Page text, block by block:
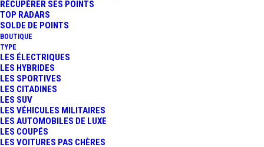
RÉCUPÉRER SES POINTS
TOP RADARS
SOLDE DE POINTS
BOUTIQUE
TYPE
LES ÉLECTRIQUES
LES HYBRIDES
LES SPORTIVES
LES CITADINES
LES SUV
LES VÉHICULES MILITAIRES
LES AUTOMOBILES DE LUXE
LES COUPÉS
LES VOITURES PAS CHÈRES